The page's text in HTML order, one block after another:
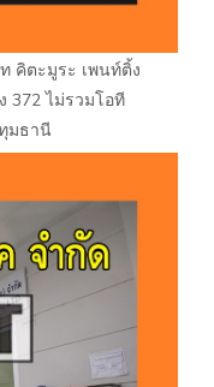
คิตะมูระ เพนท์ติ้ง
372 ไม่รวมโอที
มธานี